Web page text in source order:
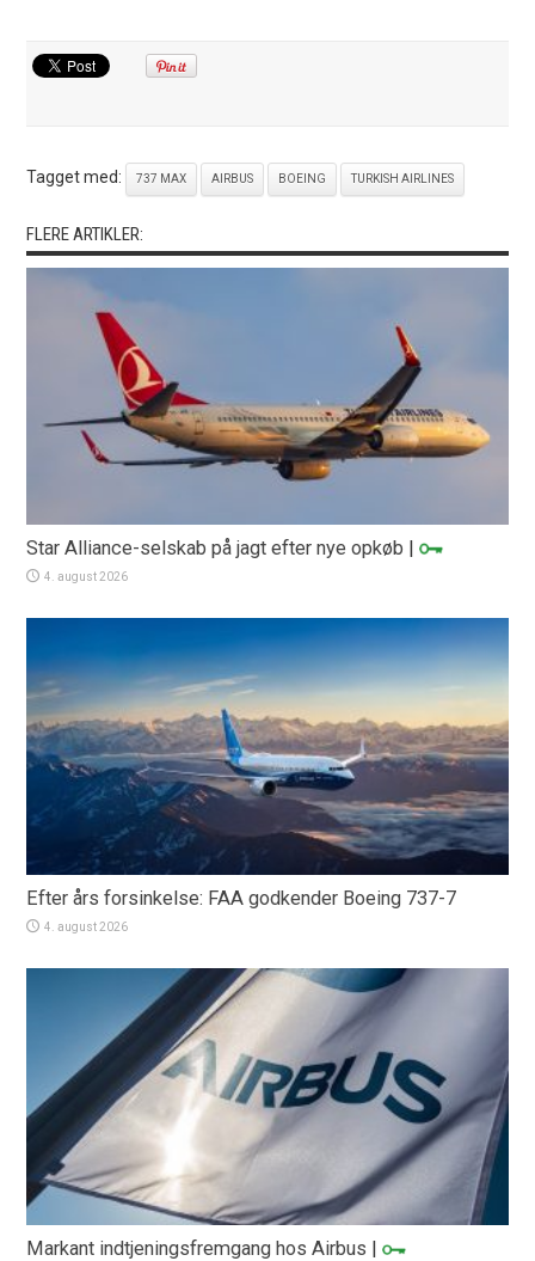
Tagget med: 737 MAX AIRBUS BOEING TURKISH AIRLINES
FLERE ARTIKLER:
Star Alliance-selskab på jagt efter nye opkøb |
4. august 2026
Efter års forsinkelse: FAA godkender Boeing 737-7
4. august 2026
Markant indtjeningsfremgang hos Airbus |